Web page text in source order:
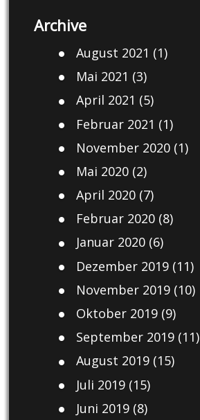
Archive
August 2021 (1)
Mai 2021 (3)
April 2021 (5)
Februar 2021 (1)
November 2020(1)
Mai 2020(2)
April 2020(7)
Februar 2020(8)
Januar 2020(6)
Dezember 2019(11)
November 2019(10)
Oktober 2019(9)
September 2019(11)
August 2019(15)
Juli 2019(15)
Juni 2019(8)